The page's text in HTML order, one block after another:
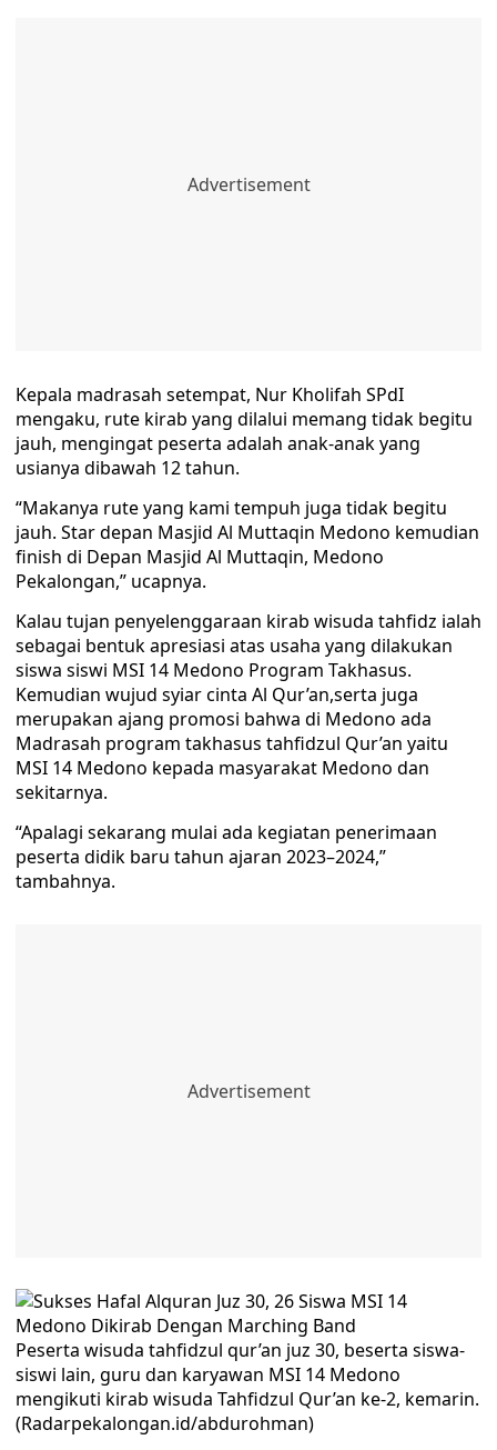
Kepala madrasah setempat, Nur Kholifah SPdI
mengaku, rute kirab yang dilalui memang tidak begitu
jauh, mengingat peserta adalah anak-anak yang
usianya dibawah 12 tahun.
“Makanya rute yang kami tempuh juga tidak begitu
jauh. Star depan Masjid Al Muttaqin Medono kemudian
finish di Depan Masjid Al Muttaqin, Medono
Pekalongan,” ucapnya.
Kalau tujan penyelenggaraan kirab wisuda tahfidz ialah
sebagai bentuk apresiasi atas usaha yang dilakukan
siswa siswi MSI 14 Medono Program Takhasus.
Kemudian wujud syiar cinta Al Qur’an,serta juga
merupakan ajang promosi bahwa di Medono ada
Madrasah program takhasus tahfidzul Qur’an yaitu
MSI 14 Medono kepada masyarakat Medono dan
sekitarnya.
“Apalagi sekarang mulai ada kegiatan penerimaan
peserta didik baru tahun ajaran 2023–2024,”
tambahnya.
Peserta wisuda tahfidzul qur’an juz 30, beserta siswa-
siswi lain, guru dan karyawan MSI 14 Medono
mengikuti kirab wisuda Tahfidzul Qur’an ke-2, kemarin.
(Radarpekalongan.id/abdurohman)